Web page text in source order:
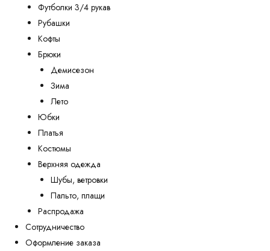
Футболки 3/4 рукав
Рубашки
Кофты
Брюки
Демисезон
Зима
Лето
Юбки
Платья
Костюмы
Верхняя одежда
Шубы, ветровки
Пальто, плащи
Распродажа
Сотрудничество
Оформление заказа